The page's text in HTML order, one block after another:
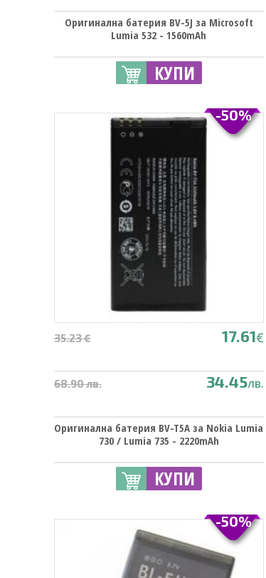
Оригинална батерия BV-5J за Microsoft
Lumia 532 - 1560mAh
КУПИ
35.23 € 17.61€
68.90 лв. 34.45лв.
Оригинална батерия BV-T5A за Nokia Lumia
730 / Lumia 735 - 2220mAh
КУПИ
-50%
-50%